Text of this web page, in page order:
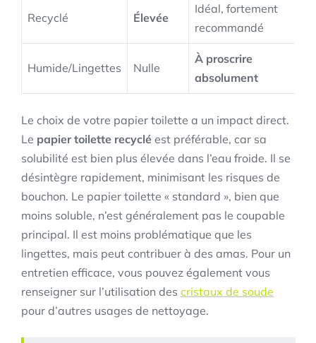
Recyclé Élevée
Idéal, fortement
recommandé
Humide/Lingettes Nulle
À proscrire
absolument
Le choix de votre papier toilette a un impact direct.
Le papier toilette recyclé est préférable, car sa
solubilité est bien plus élevée dans l’eau froide. Il se
désintègre rapidement, minimisant les risques de
bouchon. Le papier toilette « standard », bien que
moins soluble, n’est généralement pas le coupable
principal. Il est moins problématique que les
lingettes, mais peut contribuer à des amas. Pour un
entretien efficace, vous pouvez également vous
renseigner sur l’utilisation des cristaux de soude
pour d’autres usages de nettoyage.